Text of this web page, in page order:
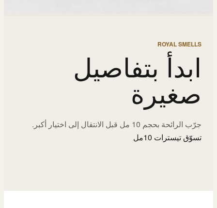
ROYAL SMELLS
ابدأ بتفاصيل
صغيرة
جرّب الرائحة بحجم 10 مل قبل الانتقال إلى اختيار أكبر.
تسوّق تيسترات 10مل